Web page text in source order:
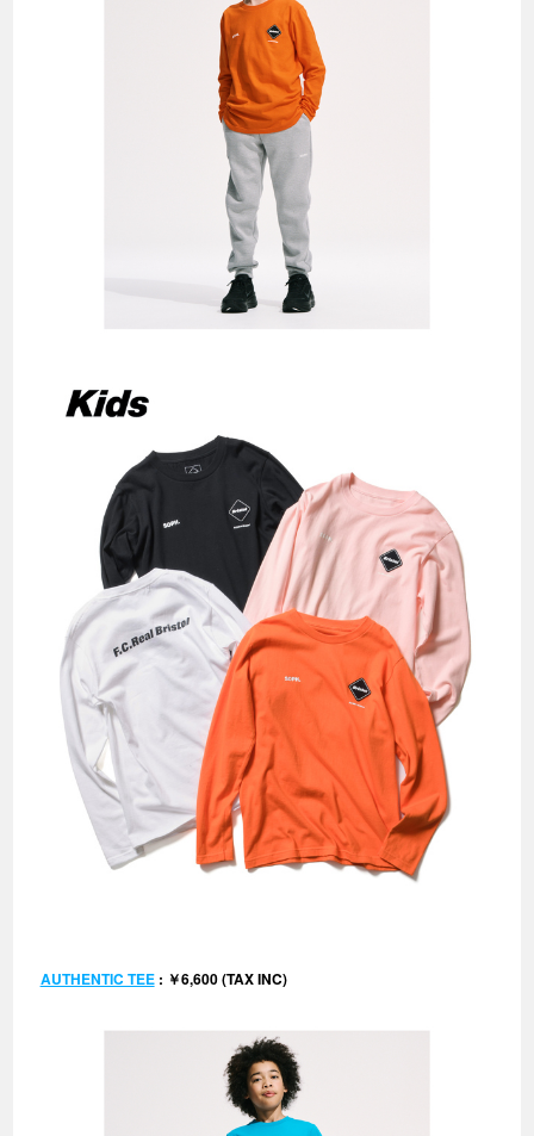
AUTHENTIC TEE: ￥6,600 (TAX INC)